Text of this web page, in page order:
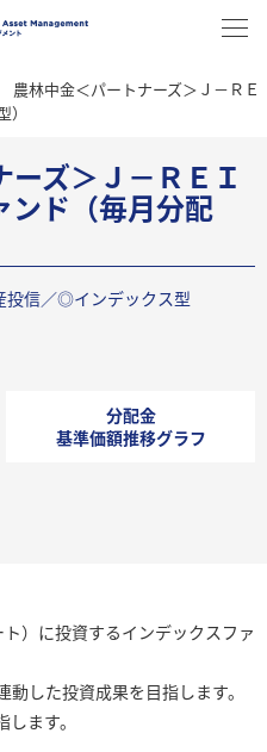
農林中金＜パートナーズ＞Ｊ－ＲＥ
ズ＞Ｊ－ＲＥＩ
ンド（毎月分配
信／◎インデックス型
分配金
基準価額推移グラフ
）に投資するインデックスファ
した投資成果を目指します。
ます。